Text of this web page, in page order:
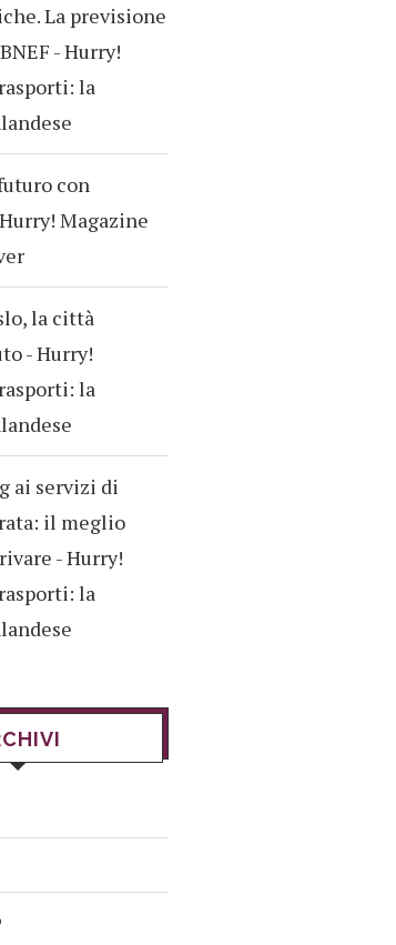
La previsione
- Hurry!
la
con
Magazine
la città
- Hurry!
la
ai servizi di
il meglio
- Hurry!
la